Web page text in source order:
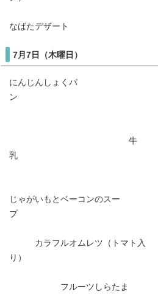
なばたデザート
7月7日（木曜日）
にんじんしょくパ
ン
牛
乳
じゃがいもとベーコンのスー
カラフルオムレツ（トマト入
り
フルーツしらたま